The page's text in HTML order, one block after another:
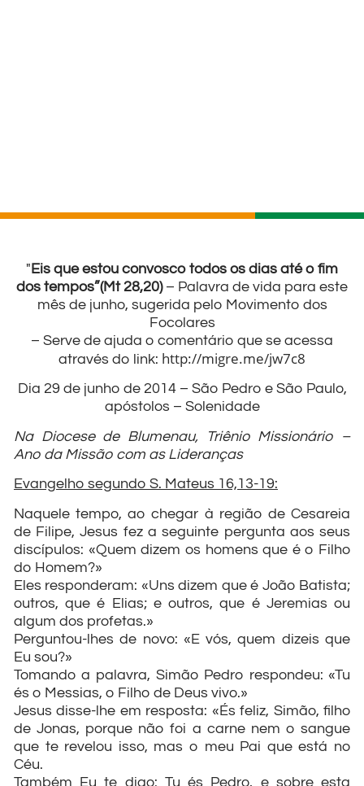
"Eis que estou convosco todos os dias até o fim
dos tempos”(Mt 28,20)– Palavra de vida para este
mês de junho, sugerida pelo Movimento dos
Focolares
– Serve de ajuda o comentário que se acessa
através do link: http://migre.me/jw7c8
Dia 29 de junho de 2014 – São Pedro e São Paulo,
apóstolos – Solenidade
Na Diocese de Blumenau, Triênio Missionário –
Ano da Missão com as Lideranças
Evangelho segundo S. Mateus 16,13-19:
Naquele tempo, ao chegar à região de Cesareia
de Filipe, Jesus fez a seguinte pergunta aos seus
discípulos: «Quem dizem os homens que é o Filho
do Homem?»
Eles responderam: «Uns dizem que é João Batista;
outros, que é Elias; e outros, que é Jeremias ou
algum dos profetas.»
Perguntou-lhes de novo: «E vós, quem dizeis que
Eu sou?»
Tomando a palavra, Simão Pedro respondeu: «Tu
és o Messias, o Filho de Deus vivo.»
Jesus disse-lhe em resposta: «És feliz, Simão, filho
de Jonas, porque não foi a carne nem o sangue
que te revelou isso, mas o meu Pai que está no
Céu.
Também Eu te digo: Tu és Pedro, e sobre esta